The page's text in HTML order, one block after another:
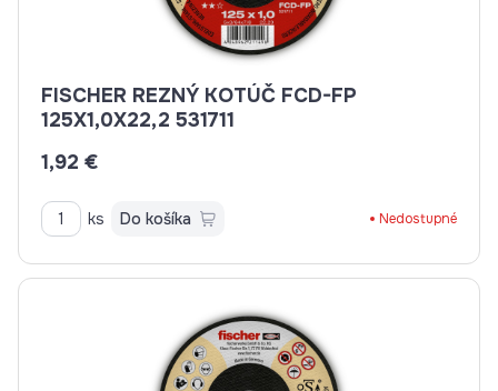
FISCHER REZNÝ KOTÚČ FCD-FP
125X1,0X22,2 531711
1,92 €
ks Do košíka Nedostupné